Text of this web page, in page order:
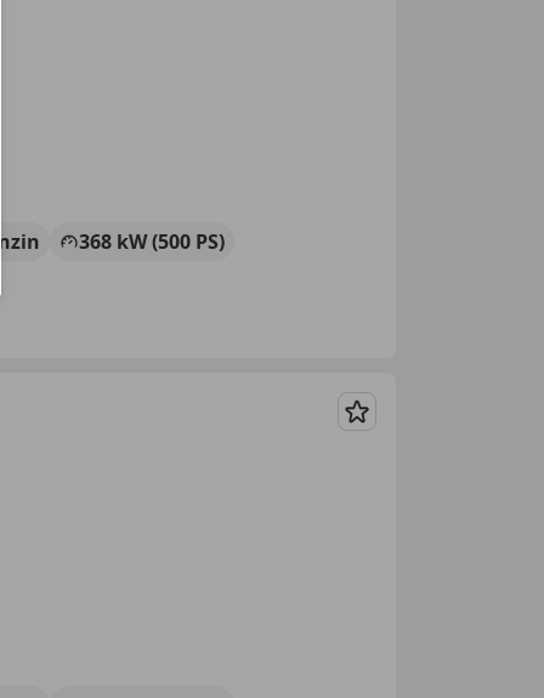
368 kW (500 PS)
Merken